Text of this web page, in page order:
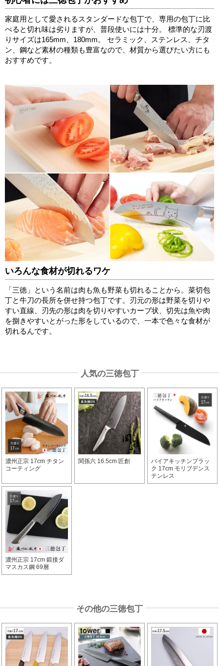
家庭用として愛されるスタンダードな包丁で、専用の包丁に比
べると切れ味は劣りますが、普段使いには十分。 標準的な刃渡
りサイズは165mm、180mm。 セラミック、ステンレス、チタ
ン、鋼など素材の種類も豊富なので、材質から選びたい方にも
おすすめです。
いろんな食材が切れるワケ
「三徳」という名前は肉も魚も野菜も切れることから。菜切包
丁と牛刀の長所を併せ持つ包丁です。刃元の形は野菜を切りや
すい直線、刃先の形は肉を切りやすいカーブ状、切先は魚や肉
を捌きやすいとがった形をしているので、一本で色々な食材が
切れるんです。
人気の三徳包丁
濃州正宗 17cm チタン
コーティング
関孫六 16.5cm 匠創
バイアキッチンブラッ
ク 17cm モリブデンス
テンレス
濃州正宗 17cm 鍛接ダ
マスカス鋼 69層
その他の三徳包丁